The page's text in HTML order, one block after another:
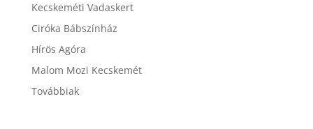
Kecskeméti Vadaskert
Ciróka Bábszínház
Hírös Agóra
Malom Mozi Kecskemét
Továbbiak